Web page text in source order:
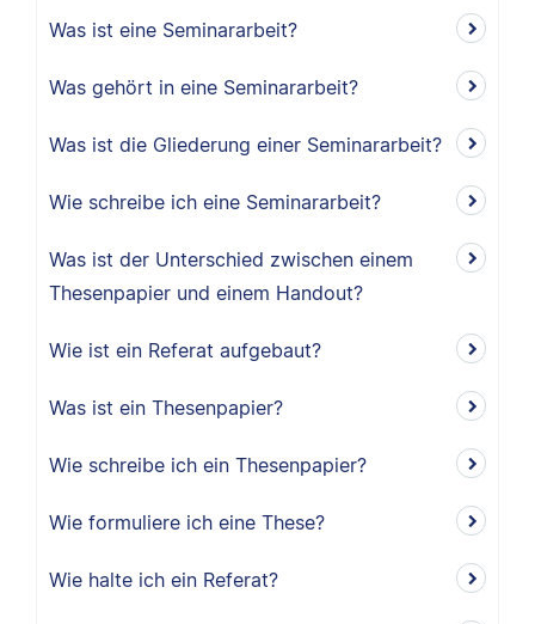
Was ist eine Seminararbeit?
Was gehört in eine Seminararbeit?
Was ist die Gliederung einer Seminararbeit?
Wie schreibe ich eine Seminararbeit?
Was ist der Unterschied zwischen einem
Thesenpapier und einem Handout?
Wie ist ein Referat aufgebaut?
Was ist ein Thesenpapier?
Wie schreibe ich ein Thesenpapier?
Wie formuliere ich eine These?
Wie halte ich ein Referat?